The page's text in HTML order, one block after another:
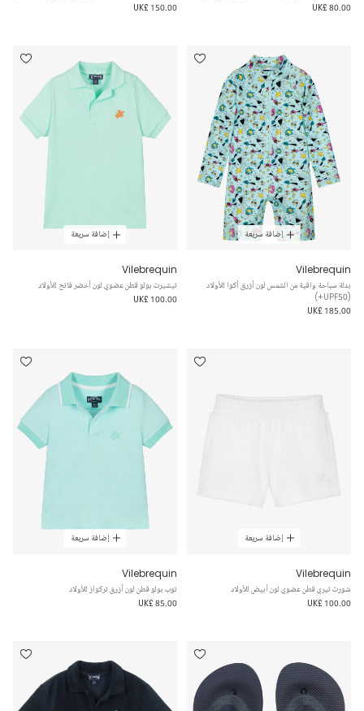
UK£ 80.00
UK£ 150.00
إضافة سريعة
Vilebrequin
بدلة سباحة واقية من الشمس لون أزرق أكوا للأولاد
(UPF50+)
UK£ 185.00
إضافة سريعة
Vilebrequin
تيشيرت بولو قطن عضوي لون أخضر فاتح للأولاد
UK£ 100.00
إضافة سريعة
Vilebrequin
شورت تيري قطن عضوي لون أبيض للأولاد
UK£ 100.00
إضافة سريعة
Vilebrequin
توب بولو قطن لون أزرق تركواز للأولاد
UK£ 85.00